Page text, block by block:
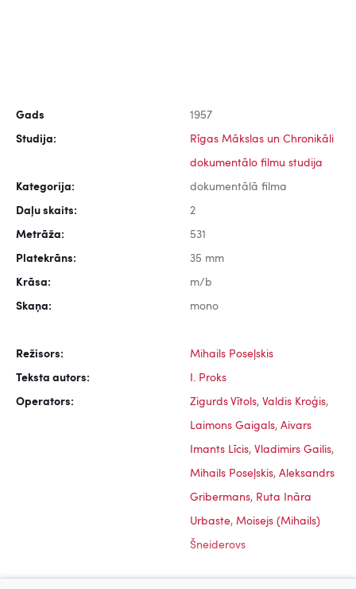
Gads 1957
Studija: Rīgas Mākslas un Chronikāli
dokumentālo filmu studija
Kategorija: dokumentālā filma
Daļu skaits: 2
Metrāža: 531
Platekrāns: 35 mm
Krāsa: m/b
Skaņa: mono
Režisors: Mihails Poseļskis
Teksta autors: I. Proks
Operators: Zigurds Vītols, Valdis Kroģis,
Laimons Gaigals, Aivars
Imants Līcis, Vladimirs Gailis,
Mihails Poseļskis, Aleksandrs
Gribermans, Ruta Ināra
Urbaste, Moisejs (Mihails)
Šneiderovs